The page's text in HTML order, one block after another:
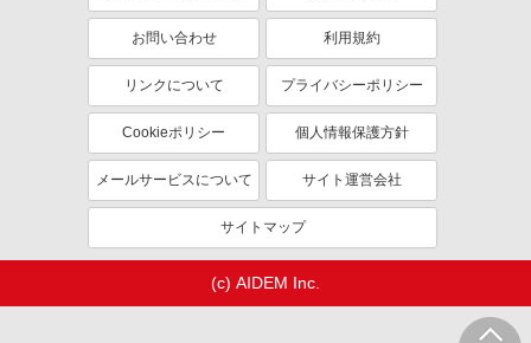
お問い合わせ 利用規約
リンクについて プライバシーポリシー
Cookieポリシー 個人情報保護方針
メールサービスについて サイト運営会社
サイトマップ
(c) AIDEM Inc.